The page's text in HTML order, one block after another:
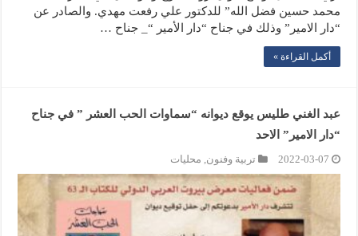
محمد حسين فضل الله” للدكتور علي رفعت مهدي. والصادر عن
“دار الامير” وذلك في جناح “دار الأمير “_ جناح …
أكمل القراءة »
عبد الغني طليس يوقع ديوانه “سماوات الحب العشر ” في جناح
“دار الامير” الاحد
2022-03-07 تربية وفنون محليات